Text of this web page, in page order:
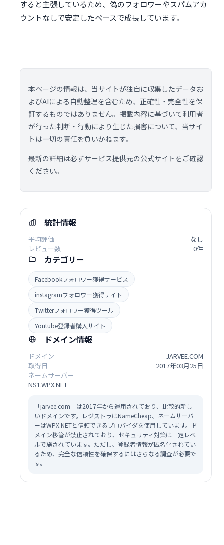
すると主張しているため、偽のフォロワーやスパムアカ
ウントなしで安定したペースで成長しています。
本ページの情報は、当サイトが独自に収集したデータお
よびAIによる自動整理を含むため、正確性・完全性を保
証するものではありません。掲載内容に基づいて利用者
が行った判断・行動により生じた損害について、当サイ
トは一切の責任を負いかねます。
最新の詳細は必ずサービス提供元の公式サイトをご確認
ください。
統計情報
平均評価
なし
レビュー数
0件
カテゴリー
Facebookフォロワー獲得サービス
instagramフォロワー獲得サイト
Twitterフォロワー獲得ツール
Youtube登録者購入サイト
ドメイン情報
ドメイン
JARVEE.COM
取得日
2017年03月25日
ネームサーバー
NS1.WPX.NET
「jarvee.com」は2017年から運用されており、比較的新し
いドメインです。レジストラはNameCheap、ネームサーバ
ーはWPX.NETと信頼できるプロバイダを使用しています。ド
メイン移管が禁止されており、セキュリティ対策は一定レベ
ルで施されています。ただし、登録者情報が匿名化されてい
るため、完全な信頼性を確保するにはさらなる調査が必要で
す。